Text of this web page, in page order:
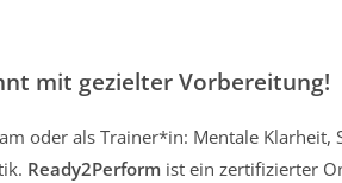
mit gezielter Vorbereitung!
oder als Trainer*in: Mentale
Ready2Perform ist ein zertifizierter